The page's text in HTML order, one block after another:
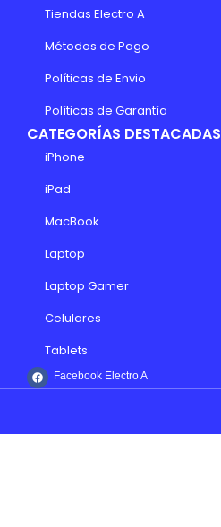
Tiendas Electro A
Métodos de Pago
Políticas de Envio
Políticas de Garantía
CATEGORÍAS DESTACADAS
iPhone
iPad
MacBook
Laptop
Laptop Gamer
Celulares
Tablets
Facebook Electro A